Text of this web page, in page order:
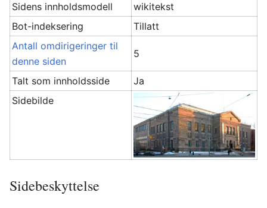
Sidens innholdsmodell
wikitekst
Bot-indeksering
Tillatt
Antall omdirigeringer til
denne siden
5
Talt som innholdsside
Ja
Sidebilde
Sidebeskyttelse